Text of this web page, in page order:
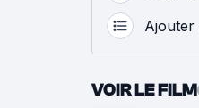
Ajouter
VOIR LE FILM